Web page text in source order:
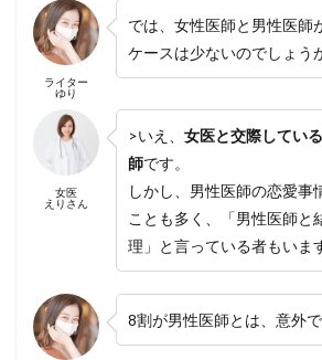
ライター
ゆり
では、女性医師と男性医師
ケースは少ないのでしょう
女医
えりさん
>いえ、 女医と交際してい
師です。
しかし、男性医師の恋愛事
ことも多く、「男性医師と
理」と言っている者もいま
8割が男性医師とは、意外で